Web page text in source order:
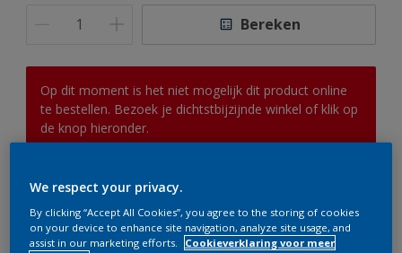
Bereken
Op dit moment is het niet mogelijk dit product online
te bestellen. Bezoek je dichtstbijzijnde winkel of klik op
de knop hieronder.
Boodschappenlijst
Vind een verkooppunt
We respect your privacy.
By clicking “Accept All Cookies”, you agree to the storing of cookies
on your device to enhance site navigation, analyze site usage, and
assist in our marketing efforts.
Cookieverklaring voor meer